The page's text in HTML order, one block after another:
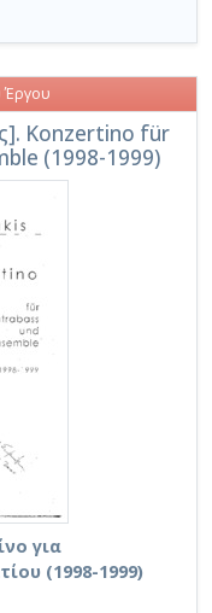
Konzertino für
(1998-1999)
Έργου
για
(1998-1999)